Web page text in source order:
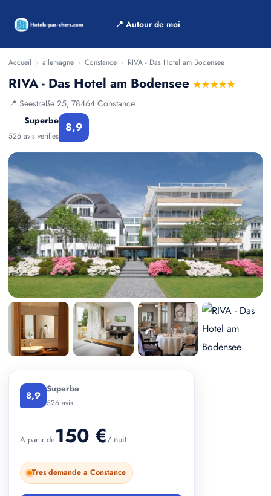
📍 Autour de moi
Accueil › allemagne › Constance › RIVA - Das Hotel am Bodensee
RIVA - Das Hotel am Bodensee ★★★★★
📍 Seestraße 25, 78464 Constance
Superbe
526 avis verifies
8,9
8,9 Superbe
526 avis
A partir de150 €/ nuit
Tres demande a Constance